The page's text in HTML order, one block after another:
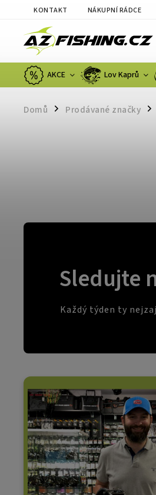
KONTAKT NÁKUPNÍ RÁDCE
AKCE Lov Kaprů
Domů / Prodávané značky /
Sledujte
Každý týden ty